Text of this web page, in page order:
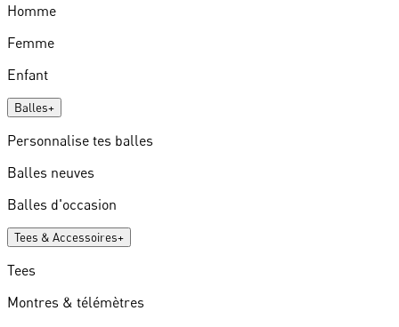
Homme
Femme
Enfant
Balles+
Personnalise tes balles
Balles neuves
Balles d'occasion
Tees & Accessoires+
Tees
Montres & télémètres